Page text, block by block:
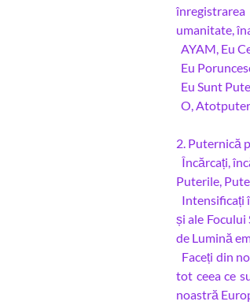
umanitate,
AYAM, Eu
Eu
Eu Sunt
O,
2. Puternică
Încărcați,
Puterile,
Intensificați
și ale Focului
de Lumină
Faceți din
tot ceea ce
noastră